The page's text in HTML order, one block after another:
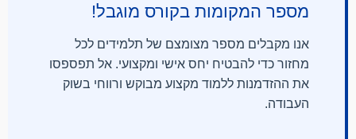
מספר המקומות בקורס מוגבל!
אנו מקבלים מספר מצומצם של תלמידים לכל
מחזור כדי להבטיח יחס אישי ומקצועי. אל תפספסו
את ההזדמנות ללמוד מקצוע מבוקש ורווחי בשוק
העבודה.